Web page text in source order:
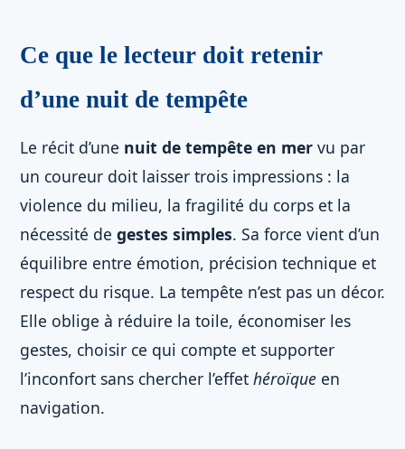
Ce que le lecteur doit retenir
d’une nuit de tempête
Le récit d’une nuit de tempête en mer vu par
un coureur doit laisser trois impressions : la
violence du milieu, la fragilité du corps et la
nécessité de gestes simples. Sa force vient d’un
équilibre entre émotion, précision technique et
respect du risque. La tempête n’est pas un décor.
Elle oblige à réduire la toile, économiser les
gestes, choisir ce qui compte et supporter
l’inconfort sans chercher l’effet héroïque en
navigation.